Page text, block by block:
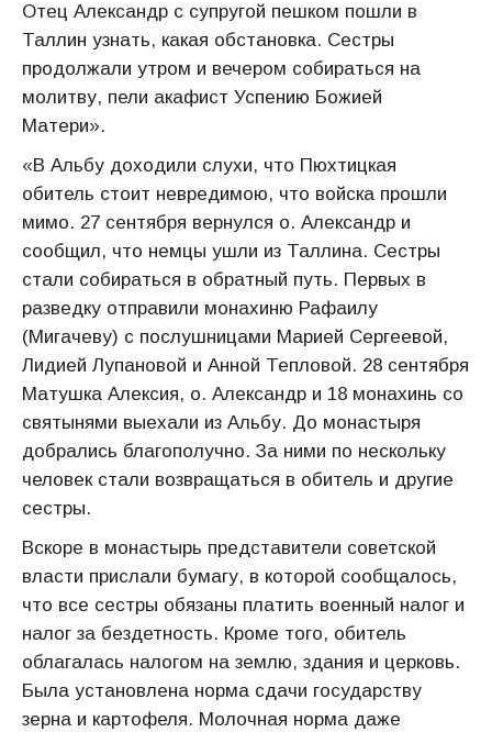
Отец Александр с супругой пешком пошли в
Таллин узнать, какая обстановка. Сестры
продолжали утром и вечером собираться на
молитву, пели акафист Успению Божией
Матери».
«В Альбу доходили слухи, что Пюхтицкая
обитель стоит невредимою, что войска прошли
мимо. 27 сентября вернулся о. Александр и
сообщил, что немцы ушли из Таллина. Сестры
стали собираться в обратный путь. Первых в
разведку отправили монахиню Рафаилу
(Мигачеву) с послушницами Марией Сергеевой,
Лидией Лупановой и Анной Тепловой. 28 сентября
Матушка Алексия, о. Александр и 18 монахинь со
святынями выехали из Альбу. До монастыря
добрались благополучно. За ними по нескольку
человек стали возвращаться в обитель и другие
сестры.
Вскоре в монастырь представители советской
власти прислали бумагу, в которой сообщалось,
что все сестры обязаны платить военный налог и
налог за бездетность. Кроме того, обитель
облагалась налогом на землю, здания и церковь.
Была установлена норма сдачи государству
зерна и картофеля. Молочная норма даже